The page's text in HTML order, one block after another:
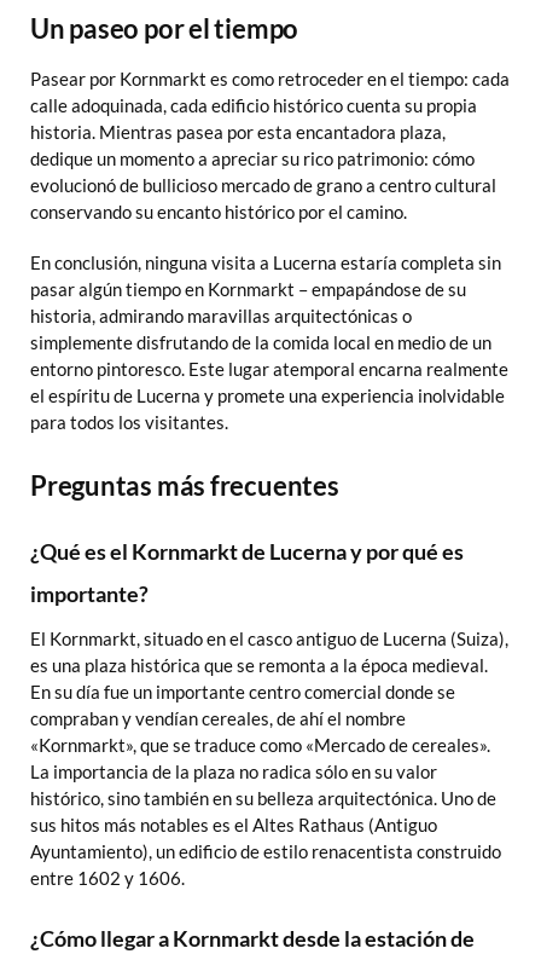
Un paseo por el tiempo
Pasear por Kornmarkt es como retroceder en el tiempo: cada
calle adoquinada, cada edificio histórico cuenta su propia
historia. Mientras pasea por esta encantadora plaza,
dedique un momento a apreciar su rico patrimonio: cómo
evolucionó de bullicioso mercado de grano a centro cultural
conservando su encanto histórico por el camino.
En conclusión, ninguna visita a Lucerna estaría completa sin
pasar algún tiempo en Kornmarkt – empapándose de su
historia, admirando maravillas arquitectónicas o
simplemente disfrutando de la comida local en medio de un
entorno pintoresco. Este lugar atemporal encarna realmente
el espíritu de Lucerna y promete una experiencia inolvidable
para todos los visitantes.
Preguntas más frecuentes
¿Qué es el Kornmarkt de Lucerna y por qué es
importante?
El Kornmarkt, situado en el casco antiguo de Lucerna (Suiza),
es una plaza histórica que se remonta a la época medieval.
En su día fue un importante centro comercial donde se
compraban y vendían cereales, de ahí el nombre
«Kornmarkt», que se traduce como «Mercado de cereales».
La importancia de la plaza no radica sólo en su valor
histórico, sino también en su belleza arquitectónica. Uno de
sus hitos más notables es el Altes Rathaus (Antiguo
Ayuntamiento), un edificio de estilo renacentista construido
entre 1602 y 1606.
¿Cómo llegar a Kornmarkt desde la estación de